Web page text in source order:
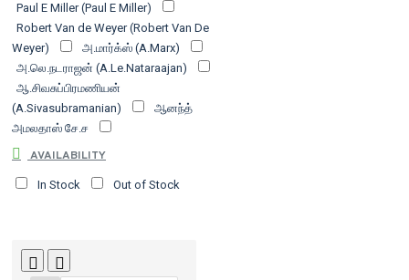
நிலையம் வ.உ.சி நூலகம் வம்சி பதிப்பகம்
வளரி | We Can Books விஷ்ணுபுரம்
பதிப்பகம்
Paul E Miller (Paul E Miller)
Robert Van de Weyer (Robert Van De
Weyer)
அ.மார்க்ஸ் (A.Marx)
அ.லெ.நடராஜன் (A.Le.Nataraajan)
ஆ.சிவசுப்பிரமணியன்
(A.Sivasubramanian)
ஆனந்த்
அமலதாஸ் சே.ச
எச்.ஏ.கிருட்டிணப்பிள்ளை
(Em.Ji.Thevasakaayam)
கண்ணதாசன் (Kannadasan)
கலீல் ஜிப்ரான் (Kaleel Jipraan)
AVAILABILITY
In Stock Out of Stock